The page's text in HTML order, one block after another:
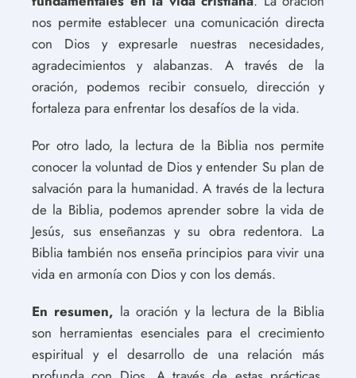
nos permite establecer una comunicación directa
con Dios y expresarle nuestras necesidades,
agradecimientos y alabanzas. A través de la
oración, podemos recibir consuelo, dirección y
fortaleza para enfrentar los desafíos de la vida.
Por otro lado, la lectura de la Biblia nos permite
conocer la voluntad de Dios y entender Su plan de
salvación para la humanidad. A través de la lectura
de la Biblia, podemos aprender sobre la vida de
Jesús, sus enseñanzas y su obra redentora. La
Biblia también nos enseña principios para vivir una
vida en armonía con Dios y con los demás.
En resumen, la oración y la lectura de la Biblia
son herramientas esenciales para el crecimiento
espiritual y el desarrollo de una relación más